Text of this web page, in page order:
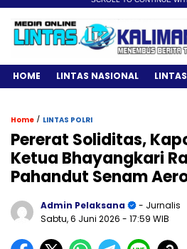
HOME LINTAS NASIONAL
Home / LINTAS POLRI
Pererat Soliditas,
Ketua Bhayangkari
Pahandut Senam
Admin Pelaksana
- Jurnalis
Sabtu, 6 Juni 2026 - 17:59 WIB